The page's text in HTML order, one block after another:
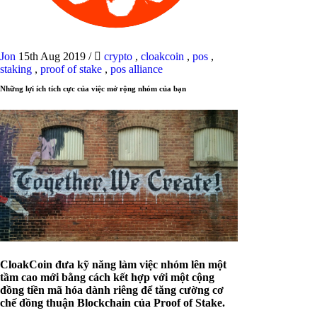
Jon 15th Aug 2019 / crypto , cloakcoin , pos ,
staking , proof of stake , pos alliance
Những lợi ích tích cực của việc mở rộng nhóm của bạn
CloakCoin đưa kỹ năng làm việc nhóm lên một
tầm cao mới bằng cách kết hợp với một cộng
đồng tiền mã hóa dành riêng để tăng cường cơ
chế đồng thuận Blockchain của Proof of Stake.